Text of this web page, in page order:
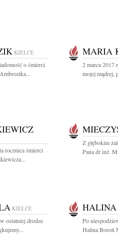
KIELCE
o śmierci
MARIA
2 marca 2017
mojej mądrej,
rocznica śmierci
Z głębokim
Pana dr inż.
KIELCE
ostatniej drodze
HALINA
Po
Halina Boroń